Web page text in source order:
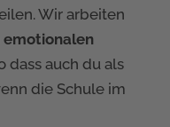
Wir arbeiten
emotionalen
dass auch du als
die Schule im